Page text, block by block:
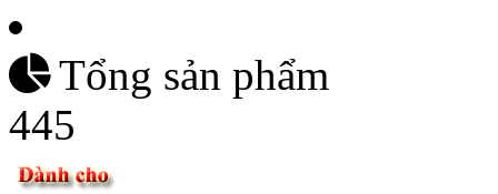
Tổng sản phẩm
445